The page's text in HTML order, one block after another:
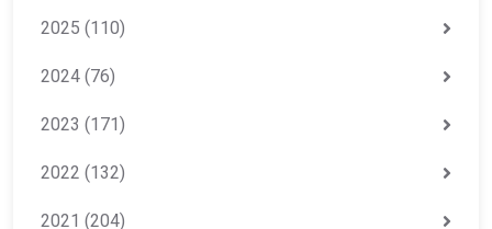
2025 (110)
2024 (76)
2023 (171)
2022 (132)
2021 (204)